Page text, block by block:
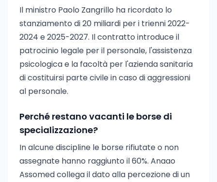
Il ministro Paolo Zangrillo ha ricordato lo
stanziamento di 20 miliardi per i trienni 2022-
2024 e 2025-2027. Il contratto introduce il
patrocinio legale per il personale, l'assistenza
psicologica e la facoltà per l'azienda sanitaria
di costituirsi parte civile in caso di aggressioni
al personale.
Perché restano vacanti le borse di
specializzazione?
In alcune discipline le borse rifiutate o non
assegnate hanno raggiunto il 60%. Anaao
Assomed collega il dato alla percezione di un